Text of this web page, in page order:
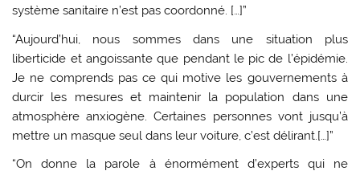
système sanitaire n’est pas coordonné. […]”
“Aujourd’hui, nous sommes dans une situation plus
liberticide et angoissante que pendant le pic de l’épidémie.
Je ne comprends pas ce qui motive les gouvernements à
durcir les mesures et maintenir la population dans une
atmosphère anxiogène. Certaines personnes vont jusqu’à
mettre un masque seul dans leur voiture, c’est délirant.[…]”
“On donne la parole à énormément d’experts qui ne